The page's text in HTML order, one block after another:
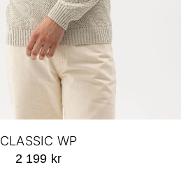
CLASSIC WP
2 199 kr